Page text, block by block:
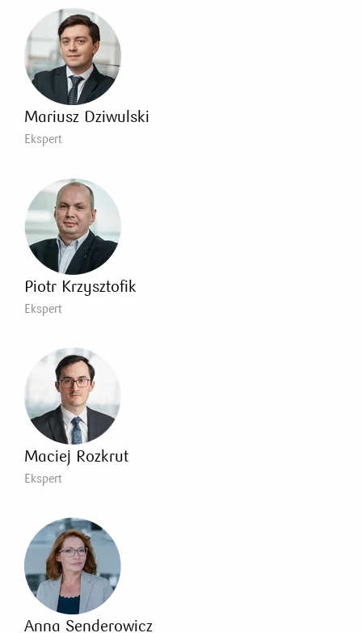
Mariusz Dziwulski
Ekspert
Piotr Krzysztofik
Ekspert
Maciej Rozkrut
Ekspert
Anna Senderowicz